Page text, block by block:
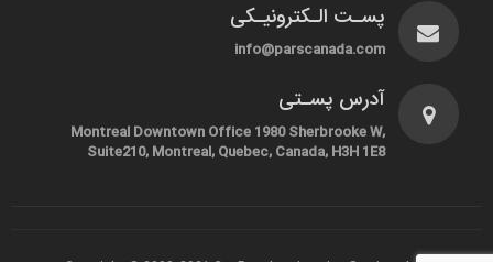
پسـت الـکترونیـکی
info@parscanada.com
آدرس پسـتی
Montreal Downtown Office 1980 Sherbrooke W,
Suite210, Montreal, Quebec, Canada, H3H 1E8